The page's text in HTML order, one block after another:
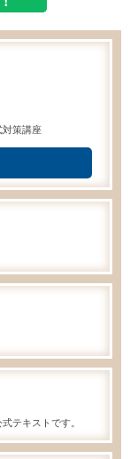
対策講座
テキストです。